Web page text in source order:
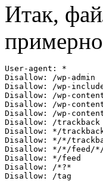
Итак,
User-agent: *
Disallow: /wp-admin
Disallow: /wp-
Disallow: /wp-
Disallow: /wp-
Disallow: /wp-
Disallow: /trackback
Disallow: */
Disallow: */*/
Disallow: */*/feed/
Disallow: */feed
Disallow: /*?*
Disallow: /tag